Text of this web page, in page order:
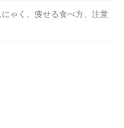
ゃく。痩せる食べ方、注意